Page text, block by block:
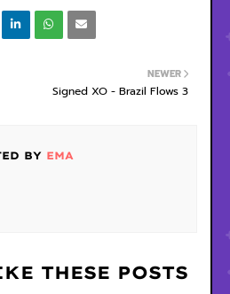
NEWER
Signed XO - Brazil Flows 3
BY EMA
THESE POSTS